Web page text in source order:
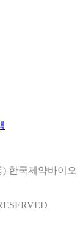
) 한국제약바이오